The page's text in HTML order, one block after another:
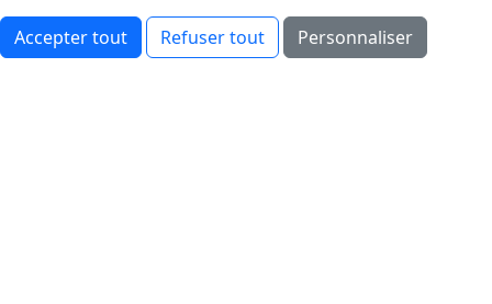
Accepter tout Refuser tout Personnaliser